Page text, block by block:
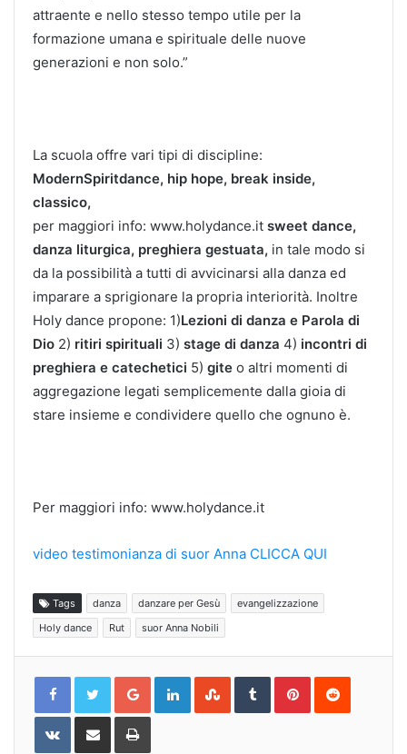
attraente e nello stesso tempo utile per la
formazione umana e spirituale delle nuove
generazioni e non solo.”
La scuola offre vari tipi di discipline:
ModernSpiritdance, hip hope, break inside,
classico,
per maggiori info: www.holydance.it sweet dance,
danza liturgica, preghiera gestuata, in tale modo si
da la possibilità a tutti di avvicinarsi alla danza ed
imparare a sprigionare la propria interiorità. Inoltre
Holy dance propone: 1)Lezioni di danza e Parola di
Dio 2) ritiri spirituali 3) stage di danza 4) incontri di
preghiera e catechetici 5) gite o altri momenti di
aggregazione legati semplicemente dalla gioia di
stare insieme e condividere quello che ognuno è.
Per maggiori info: www.holydance.it
video testimonianza di suor Anna CLICCA QUI
Tags danza danzare per Gesù
evangelizzazione
Holy dance
Rut suor Anna Nobili
Google+LinkedInStumbleUpon
TumblrPinterestReddit
VKontakteShare
Email
Print